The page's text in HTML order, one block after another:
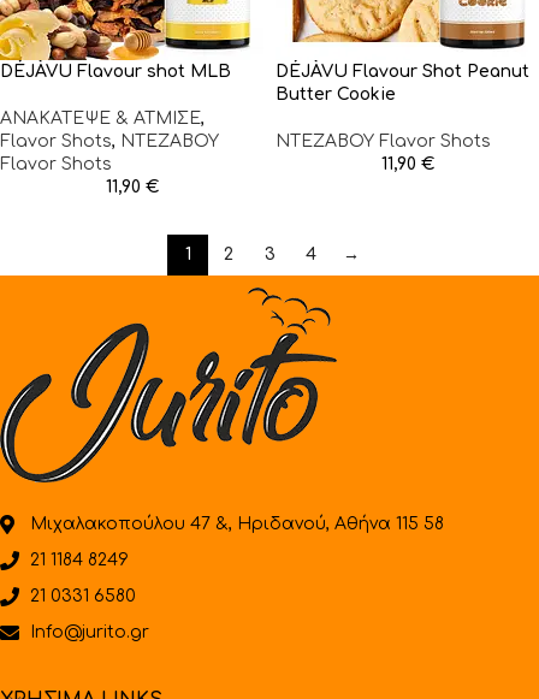
DÉJÀVU Flavour shot MLB
ΑΝΑΚΑΤΕΨΕ & ΑΤΜΙΣΕ,
Flavor Shots, NTEZABOY
Flavor Shots
11,90 €
DÉJÀVU Flavour Shot Peanut
Butter Cookie
NTEZABOY Flavor Shots
11,90 €
1 2 3 4 →
Μιχαλακοπούλου 47 &, Ηριδανού, Αθήνα 115 58
21 1184 8249
21 0331 6580
Info@jurito.gr